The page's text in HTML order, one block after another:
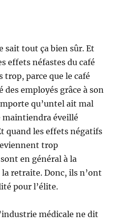
sait tout ça bien sûr. Et
effets néfastes du café
trop, parce que le café
employés grâce à son
qu’untel ait mal
maintiendra éveillé
quand les effets négatifs
trop
en général à la
retraite. Donc, ils n’ont
pour l’élite.
médicale ne dit